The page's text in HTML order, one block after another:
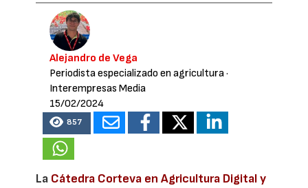
Alejandro de Vega
Periodista especializado en agricultura·
Interempresas Media
15/02/2024
857
La Cátedra Corteva en Agricultura Digital y